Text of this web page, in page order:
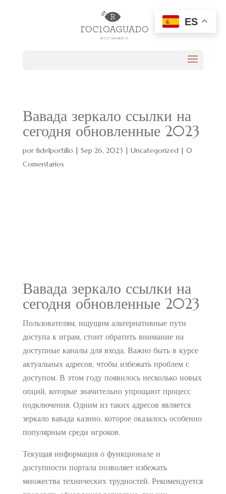
Вавада зеркало ссылки на
сегодня обновленные 2023
porfidelportillo | Sep 26, 2023 | Uncategorized| 0
Comentarios
Вавада зеркало ссылки на
сегодня обновленные 2023
Пользователям, ищущим альтернативные пути
доступа к играм, стоит обратить внимание на
доступные каналы для входа. Важно быть в курсе
актуальных адресов, чтобы избежать проблем с
доступом. В этом году появилось несколько новых
опций, которые значительно упрощают процесс
подключения. Одним из таких адресов является
зеркало вавада казино, которое оказалось особенно
популярным среди игроков.
Текущая информация о функционале и
доступности портала позволяет избежать
множества технических трудностей. Рекомендуется
ES